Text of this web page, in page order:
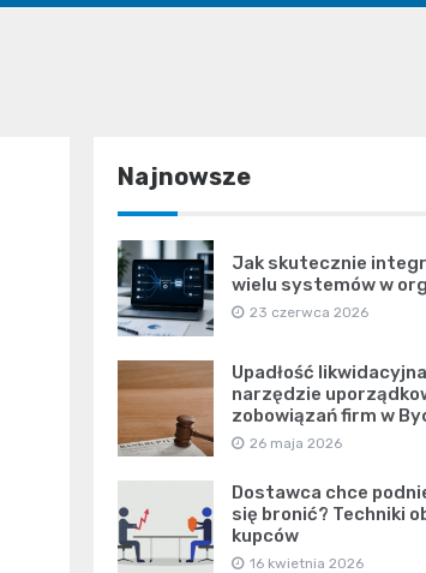
Najnowsze
Jak skutecznie
wielu systemów w
23 czerwca 2026
Upadłość
narzędzie
zobowiązań firm w
26 maja 2026
Dostawca chce
się bronić? Techniki
kupców
16 kwietnia 2026